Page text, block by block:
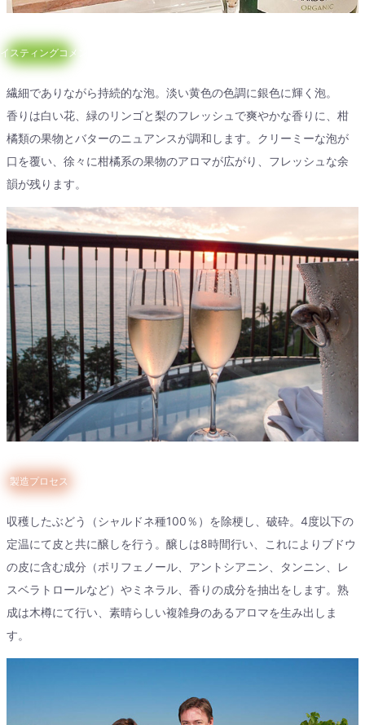
スティングコメント
繊細でありながら持続的な泡。淡い黄色の色調に銀色に輝く泡。
香りは白い花、緑のリンゴと梨のフレッシュで爽やかな香りに、柑
橘類の果物とバターのニュアンスが調和します。クリーミーな泡が
口を覆い、徐々に柑橘系の果物のアロマが広がり、フレッシュな余
韻が残ります。
製造プロセス
収穫したぶどう（シャルドネ種100％）を除梗し、破砕。4度以下の
定温にて皮と共に醸しを行う。醸しは8時間行い、これによりブドウ
の皮に含む成分（ポリフェノール、アントシアニン、タンニン、レ
スベラトロールなど）やミネラル、香りの成分を抽出をします。熟
成は木樽にて行い、素晴らしい複雑身のあるアロマを生み出しま
す。